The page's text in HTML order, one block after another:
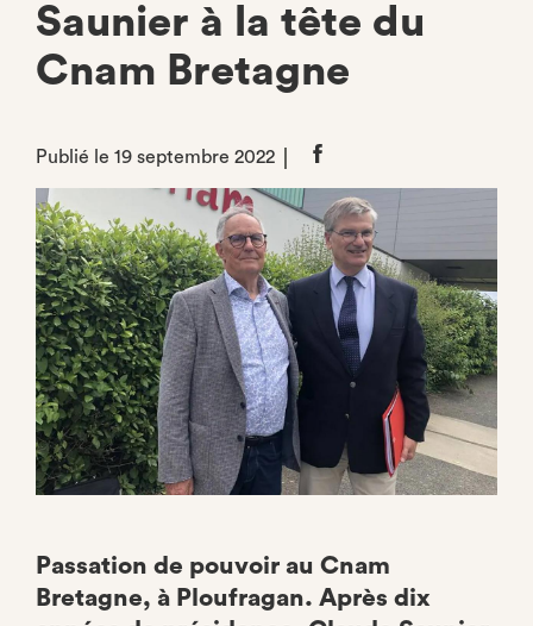
Saunier à la tête du
Cnam Bretagne
Publié le 19 septembre 2022
Partager
Facebook
Passation de pouvoir au Cnam
Bretagne, à Ploufragan. Après dix